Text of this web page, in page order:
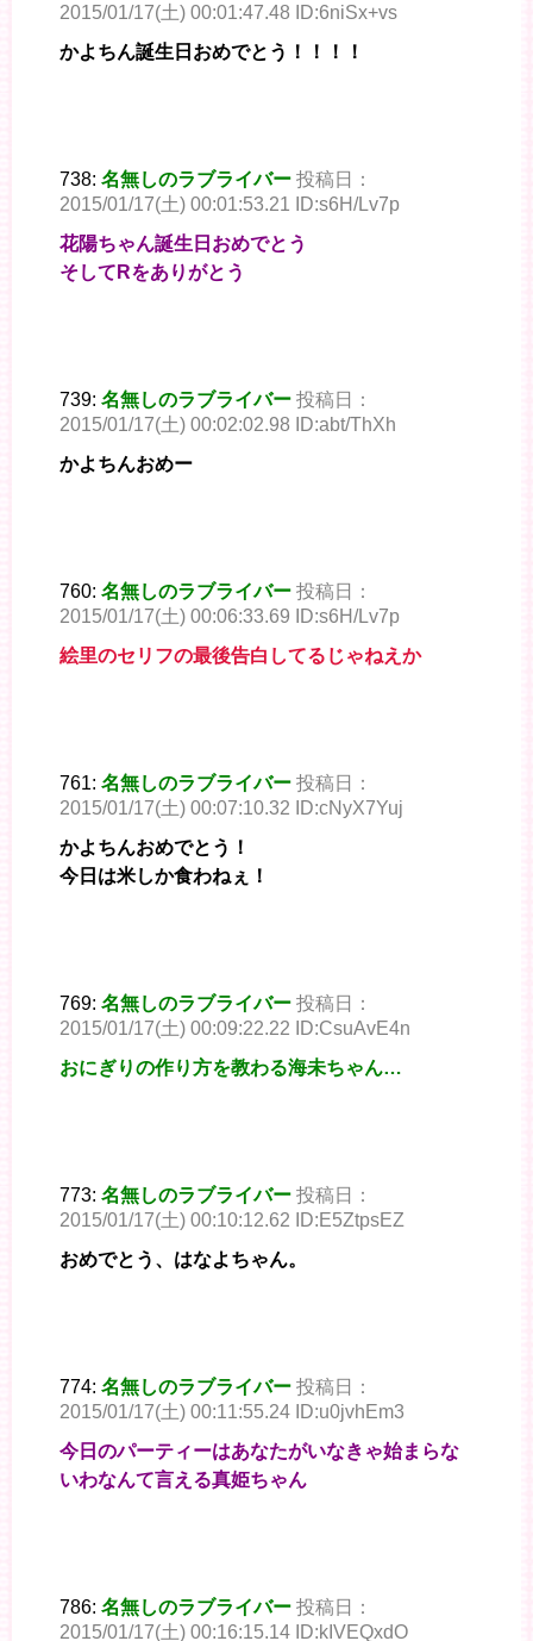
2015/01/17(土) 00:01:47.48 ID:6niSx+vs
かよちん誕生日おめでとう！！！！
738: 名無しのラブライバー 投稿日：
2015/01/17(土) 00:01:53.21 ID:s6H/Lv7p
花陽ちゃん誕生日おめでとう
そしてRをありがとう
739: 名無しのラブライバー 投稿日：
2015/01/17(土) 00:02:02.98 ID:abt/ThXh
かよちんおめー
760: 名無しのラブライバー 投稿日：
2015/01/17(土) 00:06:33.69 ID:s6H/Lv7p
絵里のセリフの最後告白してるじゃねえか
761: 名無しのラブライバー 投稿日：
2015/01/17(土) 00:07:10.32 ID:cNyX7Yuj
かよちんおめでとう！
今日は米しか食わねぇ！
769: 名無しのラブライバー 投稿日：
2015/01/17(土) 00:09:22.22 ID:CsuAvE4n
おにぎりの作り方を教わる海未ちゃん…
773: 名無しのラブライバー 投稿日：
2015/01/17(土) 00:10:12.62 ID:E5ZtpsEZ
おめでとう、はなよちゃん。
774: 名無しのラブライバー 投稿日：
2015/01/17(土) 00:11:55.24 ID:u0jvhEm3
今日のパーティーはあなたがいなきゃ始まらな
いわなんて言える真姫ちゃん
786: 名無しのラブライバー 投稿日：
2015/01/17(土) 00:16:15.14 ID:kIVEQxdO